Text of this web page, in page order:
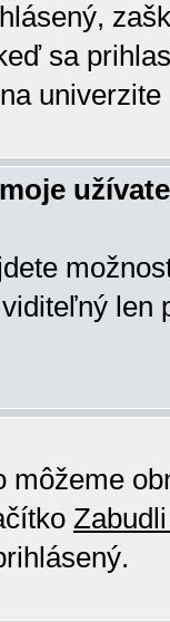
sa
univerzite
viditeľný len
môžeme